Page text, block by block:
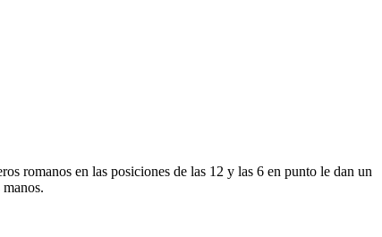
romanos en las posiciones de las 12 y las 6 en punto le dan un